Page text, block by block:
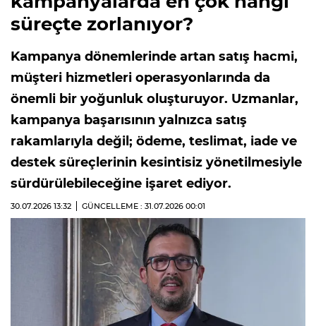
süreçte zorlanıyor?
Kampanya dönemlerinde artan satış hacmi,
müşteri hizmetleri operasyonlarında da
önemli bir yoğunluk oluşturuyor. Uzmanlar,
kampanya başarısının yalnızca satış
rakamlarıyla değil; ödeme, teslimat, iade ve
destek süreçlerinin kesintisiz yönetilmesiyle
sürdürülebileceğine işaret ediyor.
30.07.2026 13:32 GÜNCELLEME : 31.07.2026 00:01